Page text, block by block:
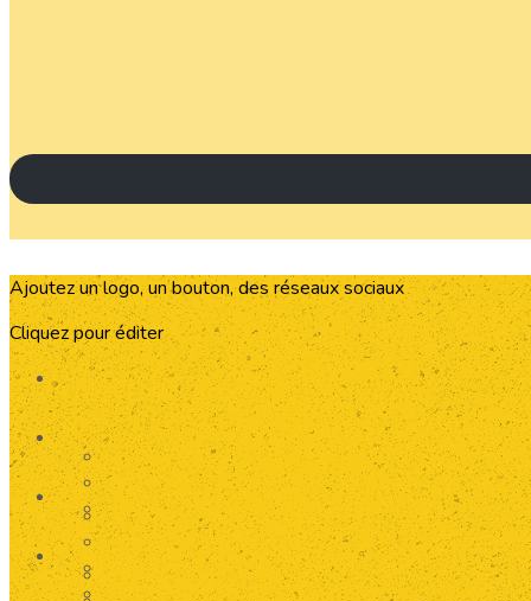
Ajoutez un logo, un bouton, des réseaux sociaux
Cliquez pour éditer